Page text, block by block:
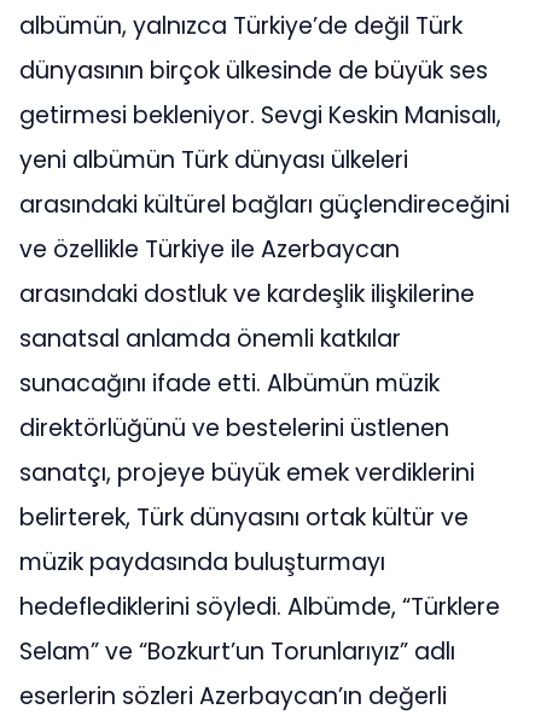
albümün, yalnızca Türkiye’de değil Türk
dünyasının birçok ülkesinde de büyük ses
getirmesi bekleniyor. Sevgi Keskin Manisalı,
yeni albümün Türk dünyası ülkeleri
arasındaki kültürel bağları güçlendireceğini
ve özellikle Türkiye ile Azerbaycan
arasındaki dostluk ve kardeşlik ilişkilerine
sanatsal anlamda önemli katkılar
sunacağını ifade etti. Albümün müzik
direktörlüğünü ve bestelerini üstlenen
sanatçı, projeye büyük emek verdiklerini
belirterek, Türk dünyasını ortak kültür ve
müzik paydasında buluşturmayı
hedeflediklerini söyledi. Albümde, “Türklere
Selam” ve “Bozkurt’un Torunlarıyız” adlı
eserlerin sözleri Azerbaycan’ın değerli